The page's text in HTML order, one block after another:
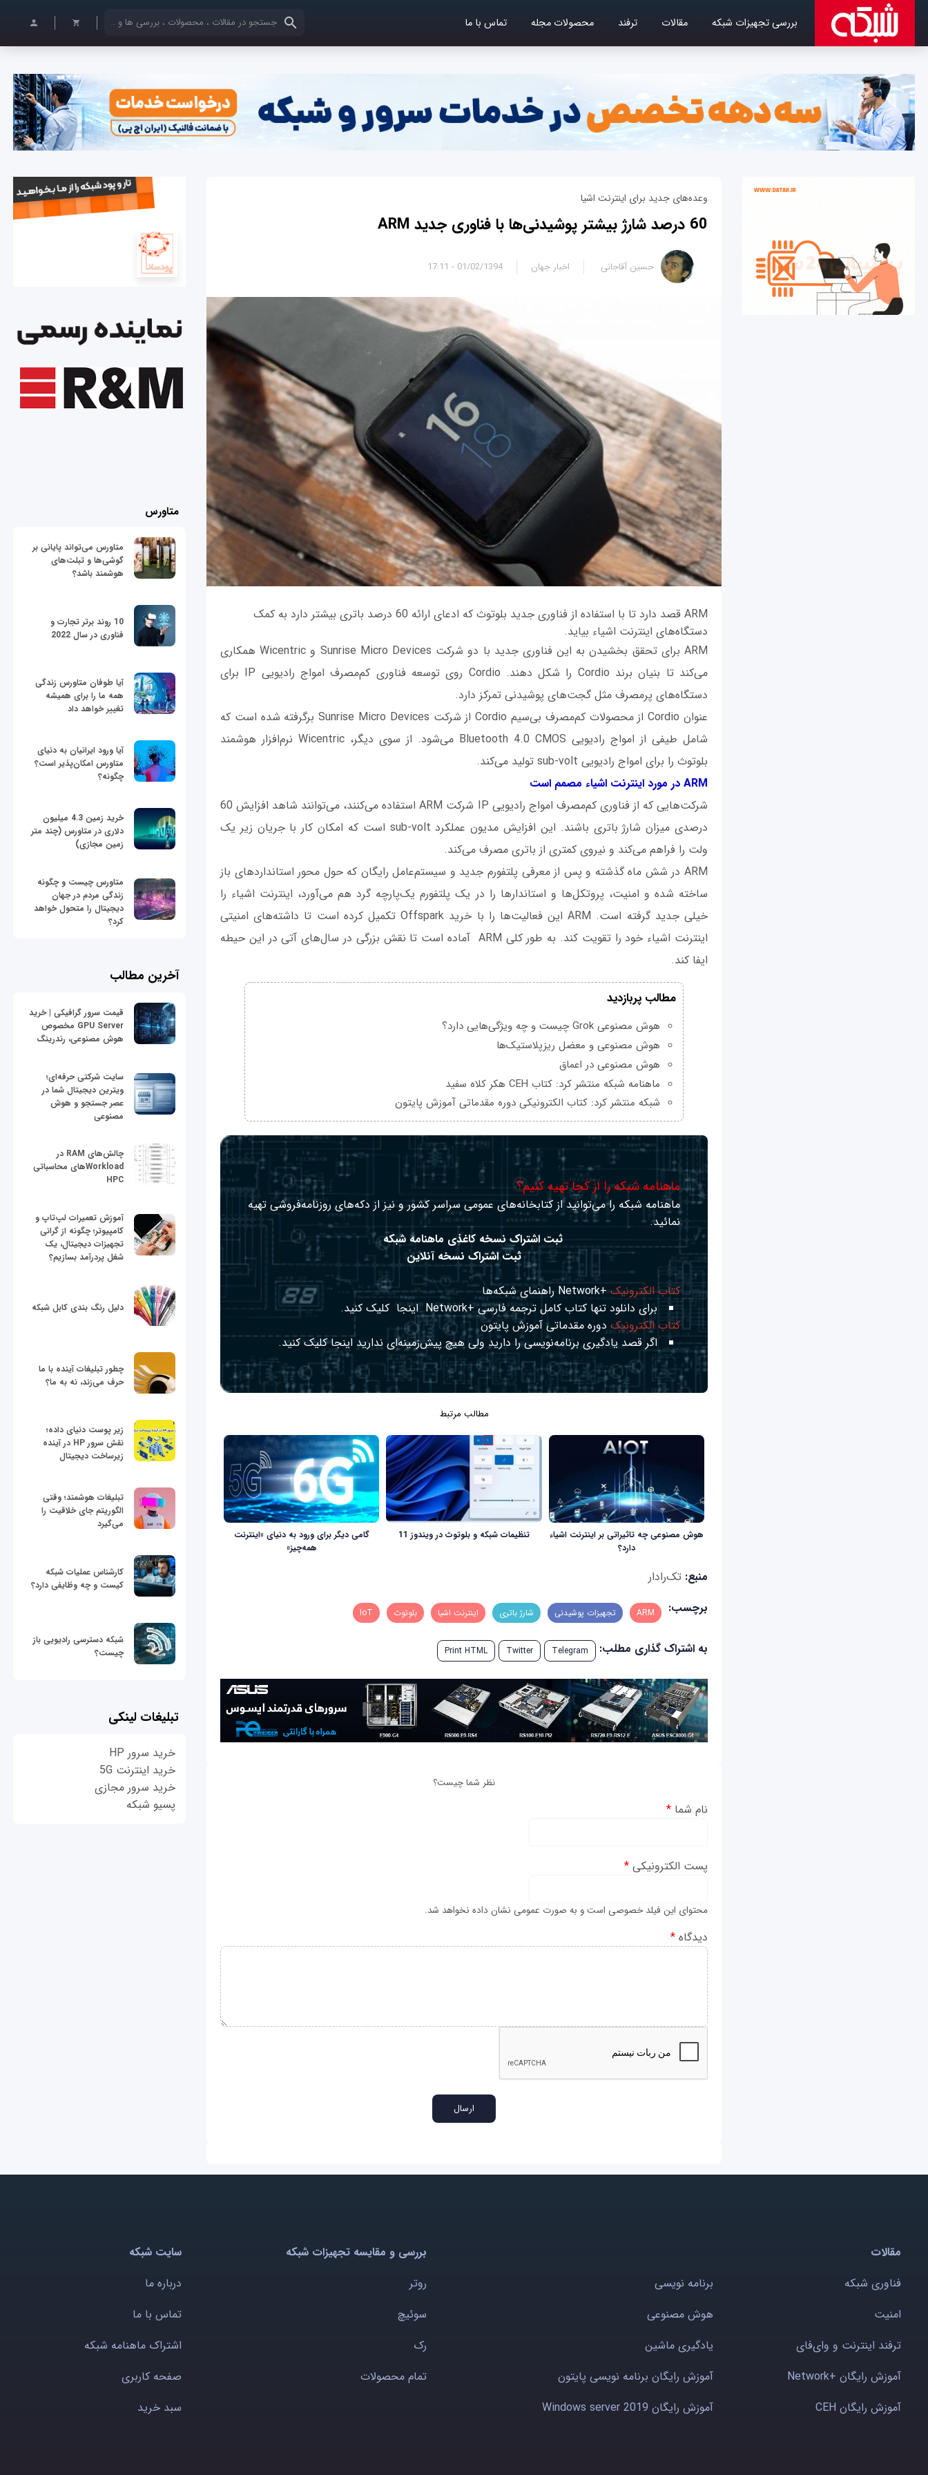
بررسی تجهیزات شبکه مقالات ترفند محصولات مجله تماس با ما کلمات کلیدی خود را وارد کنید
وعده‌های جدید برای اینترنت اشیا
60 درصد شارژ بیشتر پوشیدنی‌ها با فناوری جدید ARM
01/02/1394 - 17:11 حسین آقاجانی اخبار جهان
ARM قصد دارد تا با استفاده از فناوری جدید بلوتوث که ادعای ارائه 60 درصد باتری بیشتر دارد به کمک
دستگاه‌های اینترنت اشیاء بیاید.
ARM برای تحقق بخشیدن به این فناوری جدید با دو شرکت Sunrise Micro Devices و Wicentric همکاری
می‌کند تا بنیان برند Cordio را شکل دهند. Cordio روی توسعه فناوری کم‌مصرف امواج رادیویی IP برای
دستگاه‌های پرمصرف مثل گجت‌های پوشیدنی تمرکز دارد.
عنوان Cordio از محصولات کم‌مصرف بی‌سیم Cordio از شرکت Sunrise Micro Devices برگرفته شده است که
شامل طیفی از امواج رادیویی Bluetooth 4.0 CMOS می‌شود. از سوی دیگر، Wicentric نرم‌افزار هوشمند
بلوتوث را برای امواج رادیویی sub-volt تولید می‌کند.
ARM در مورد اینترنت اشیاء مصمم است
شرکت‌هایی که از فناوری کم‌مصرف امواج رادیویی IP شرکت ARM استفاده می‌کنند، می‌توانند شاهد افزایش 60
درصدی میزان شارژ باتری باشند. این افزایش مدیون عملکرد sub-volt است که امکان کار با جریان زیر یک
ولت را فراهم می‌کند و نیروی کمتری از باتری ‌مصرف می‌کند.
ARM در شش ماه گذشته و پس از معرفی پلتفورم جدید و سیستم‌عامل رایگان که حول محور استانداردهای باز
ساخته شده و امنیت، پروتکل‌ها و استاندارها را در یک پلتفورم یک‌پارچه گرد هم می‌آورد، اینترنت اشیاء را
خیلی جدید گرفته است. ARM این فعالیت‌ها را با خرید Offspark تکمیل کرده است تا داشته‌های امنیتی
اینترنت اشیاء خود را تقویت کند. به طور کلی ARM آماده است تا نقش بزرگی در سال‌های آتی در این حیطه
ایفا کند.
مطالب پربازدید
هوش مصنوعی Grok چیست و چه ویژگی‌هایی دارد؟
هوش مصنوعی و معضل ریزپلاستیک‌ها
هوش مصنوعی در اعماق
ماهنامه شبکه منتشر کرد: کتاب CEH هکر کلاه سفید
شبکه منتشر کرد: کتاب الکترونیکی دوره مقدماتی آموزش پایتون
ماهنامه شبکه را از کجا تهیه کنیم؟
ماهنامه شبکه را می‌توانید از کتابخانه‌های عمومی سراسر کشور و نیز از دکه‌های روزنامه‌فروشی تهیه
نمائید.
ثبت اشتراک نسخه کاغذی ماهنامه شبکه
ثبت اشتراک نسخه آنلاین
کتاب الکترونیک+Network راهنمای شبکه‌ها
برای دانلود تنها کتاب کامل ترجمه فارسی +Network
اینجا کلیک کنید.
کتاب الکترونیک دوره مقدماتی آموزش پایتون
اگر قصد یادگیری برنامه‌نویسی را دارید ولی هیچ پیش‌زمینه‌ای نداریداینجا کلیک کنید.
مطالب مرتبط
هوش مصنوعی چه تاثیراتی بر اینترنت اشیاء
دارد؟
تنظیمات شبکه و بلوتوث در ویندوز 11
گامی دیگر برای ورود به دنیای «اینترنت
همه‌چیز»
منبع: تک‌رادار
برچسب:
ARM تجهیزات پوشیدنی شارژ باتری اینترنت اشیا بلوتوث IoT
به اشتراک گذاری مطلب: Telegram
Twitter
Print HTML
نظر شما چیست؟
نام شما *
پست الکترونیکی *
محتوای این فیلد خصوصی است و به صورت عمومی نشان داده نخواهد شد.
دیدگاه *
متاورس
متاورس می‌تواند پایانی بر
گوشی‌ها و تبلت‌های
هوشمند باشد؟
10 روند برتر تجارت و
فناوری در سال 2022
آیا طوفان متاورس زندگی
همه ما را برای همیشه
تغییر خواهد داد
آیا ورود ایرانیان به دنیای
متاورس امکان‌پذیر است؟
چگونه؟
خرید زمین 4.3 میلیون
دلاری در متاورس (چند متر
زمین مجازی)
متاورس چیست و چگونه
زندگی مردم در جهان
دیجیتال را متحول خواهد
کرد؟
آخرین مطالب
قیمت سرور گرافیکی | خرید
GPU Server مخصوص
هوش مصنوعی، رندرینگ
سایت شرکتی حرفه‌ای؛
ویترین دیجیتال شما در
عصر جستجو و هوش
مصنوعی
چالش‌های RAM در
Workloadهای محاسباتی
HPC
آموزش تعمیرات لپ‌تاپ و
کامپیوتر؛ چگونه از گرانی
تجهیزات دیجیتال، یک
شغل پردرآمد بسازیم؟
دلیل رنگ بندی کابل شبکه
چطور تبلیغات آینده با ما
حرف می‌زند، نه به ما؟
زیر پوست دنیای داده؛
نقش سرور HP در آینده
زیرساخت دیجیتال
تبلیغات هوشمند؛ وقتی
الگوریتم جای خلاقیت را
می‌گیرد
کارشناس عملیات شبکه
کیست و چه وظایفی دارد؟
شبکه دسترسی رادیویی باز
چیست؟
تبلیغات لینکی
خرید سرور HP
خرید اینترنت 5G
خرید سرور مجازی
پسیو شبکه
مقالات
فناوری شبکه
برنامه نویسی
امنیت
هوش مصنوعی
ترفند اینترنت و وای‌فای
یادگیری ماشین
آموزش رایگان +Network
آموزش رایگان برنامه نویسی پایتون
آموزش رایگان CEH
آموزش رایگان Windows server 2019
بررسی و مقایسه تجهیزات شبکه
روتر
سوئیچ
رک
تمام محصولات
سایت شبکه
درباره ما
تماس با ما
اشتراک ماهنامه شبکه
صفحه کاربری
سبد خرید